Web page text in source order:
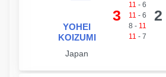
YOHEI
KOIZUMI
Japan
3
11 - 6
11 - 6
8 - 11
11 - 7
2